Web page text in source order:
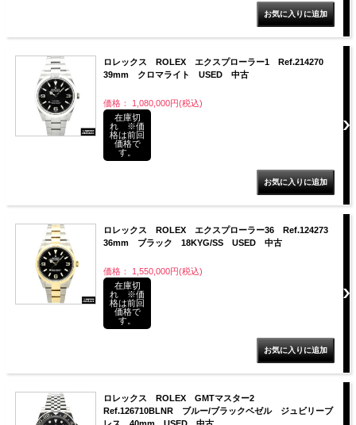
ロレックス ROLEX エクスプローラー1 Ref.214270
39mm クロマライト USED 中古
価格： 1,080,000円(税込)
在庫切
れ ※価
格は前回
価格で
す。
ロレックス ROLEX エクスプローラー36 Ref.124273
36mm ブラック 18KYG/SS USED 中古
価格： 1,550,000円(税込)
在庫切
れ ※価
格は前回
価格で
す。
ロレックス ROLEX GMTマスター2
Ref.126710BLNR ブルー/ブラックベゼル ジュビリーブ
レス 40mm USED 中古